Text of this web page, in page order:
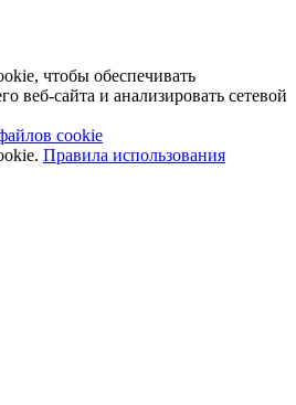
чтобы обеспечивать
веб-сайта и анализировать сетевой
cookie
Правила использования